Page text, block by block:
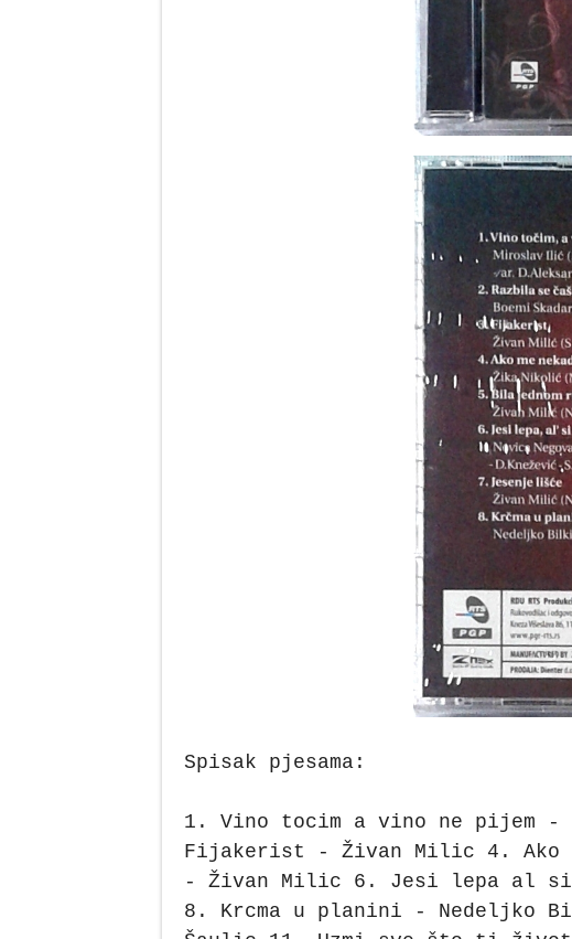
Spisak pjesama:
1. Vino tocim a vino ne pijem
Fijakerist - Živan Milic 4. Ako
- Živan Milic 6. Jesi lepa al si
8. Krcma u planini - Nedeljko